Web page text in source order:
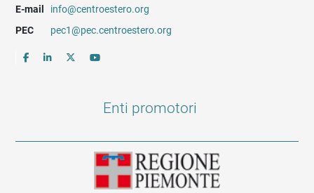
E-mail
info@centroestero.org
PEC
pec1@pec.centroestero.org
Enti promotori